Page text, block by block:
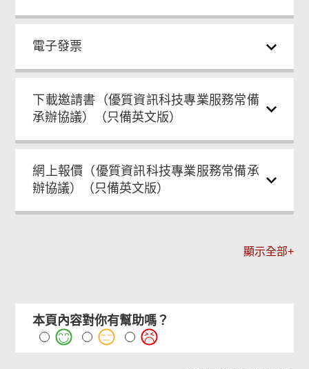
電子發票
下載邀請書（優質資訊科技專業服務常備
承辦協議）（只備英文版）
網上報價（優質資訊科技專業服務常備承
辦協議）（只備英文版）
顯示全部+
本頁內容對你有幫助嗎？